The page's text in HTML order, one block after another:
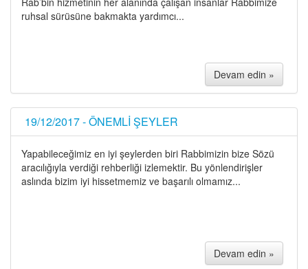
ruhsal sürüsüne bakmakta yardımcı...
Devam edin »
19/12/2017 - ÖNEMLİ ŞEYLER
Yapabileceğimiz en iyi şeylerden biri Rabbimizin bize Sözü
aracılığıyla verdiği rehberliği izlemektir. Bu yönlendirişler
aslında bizim iyi hissetmemiz ve başarılı olmamız...
Devam edin »